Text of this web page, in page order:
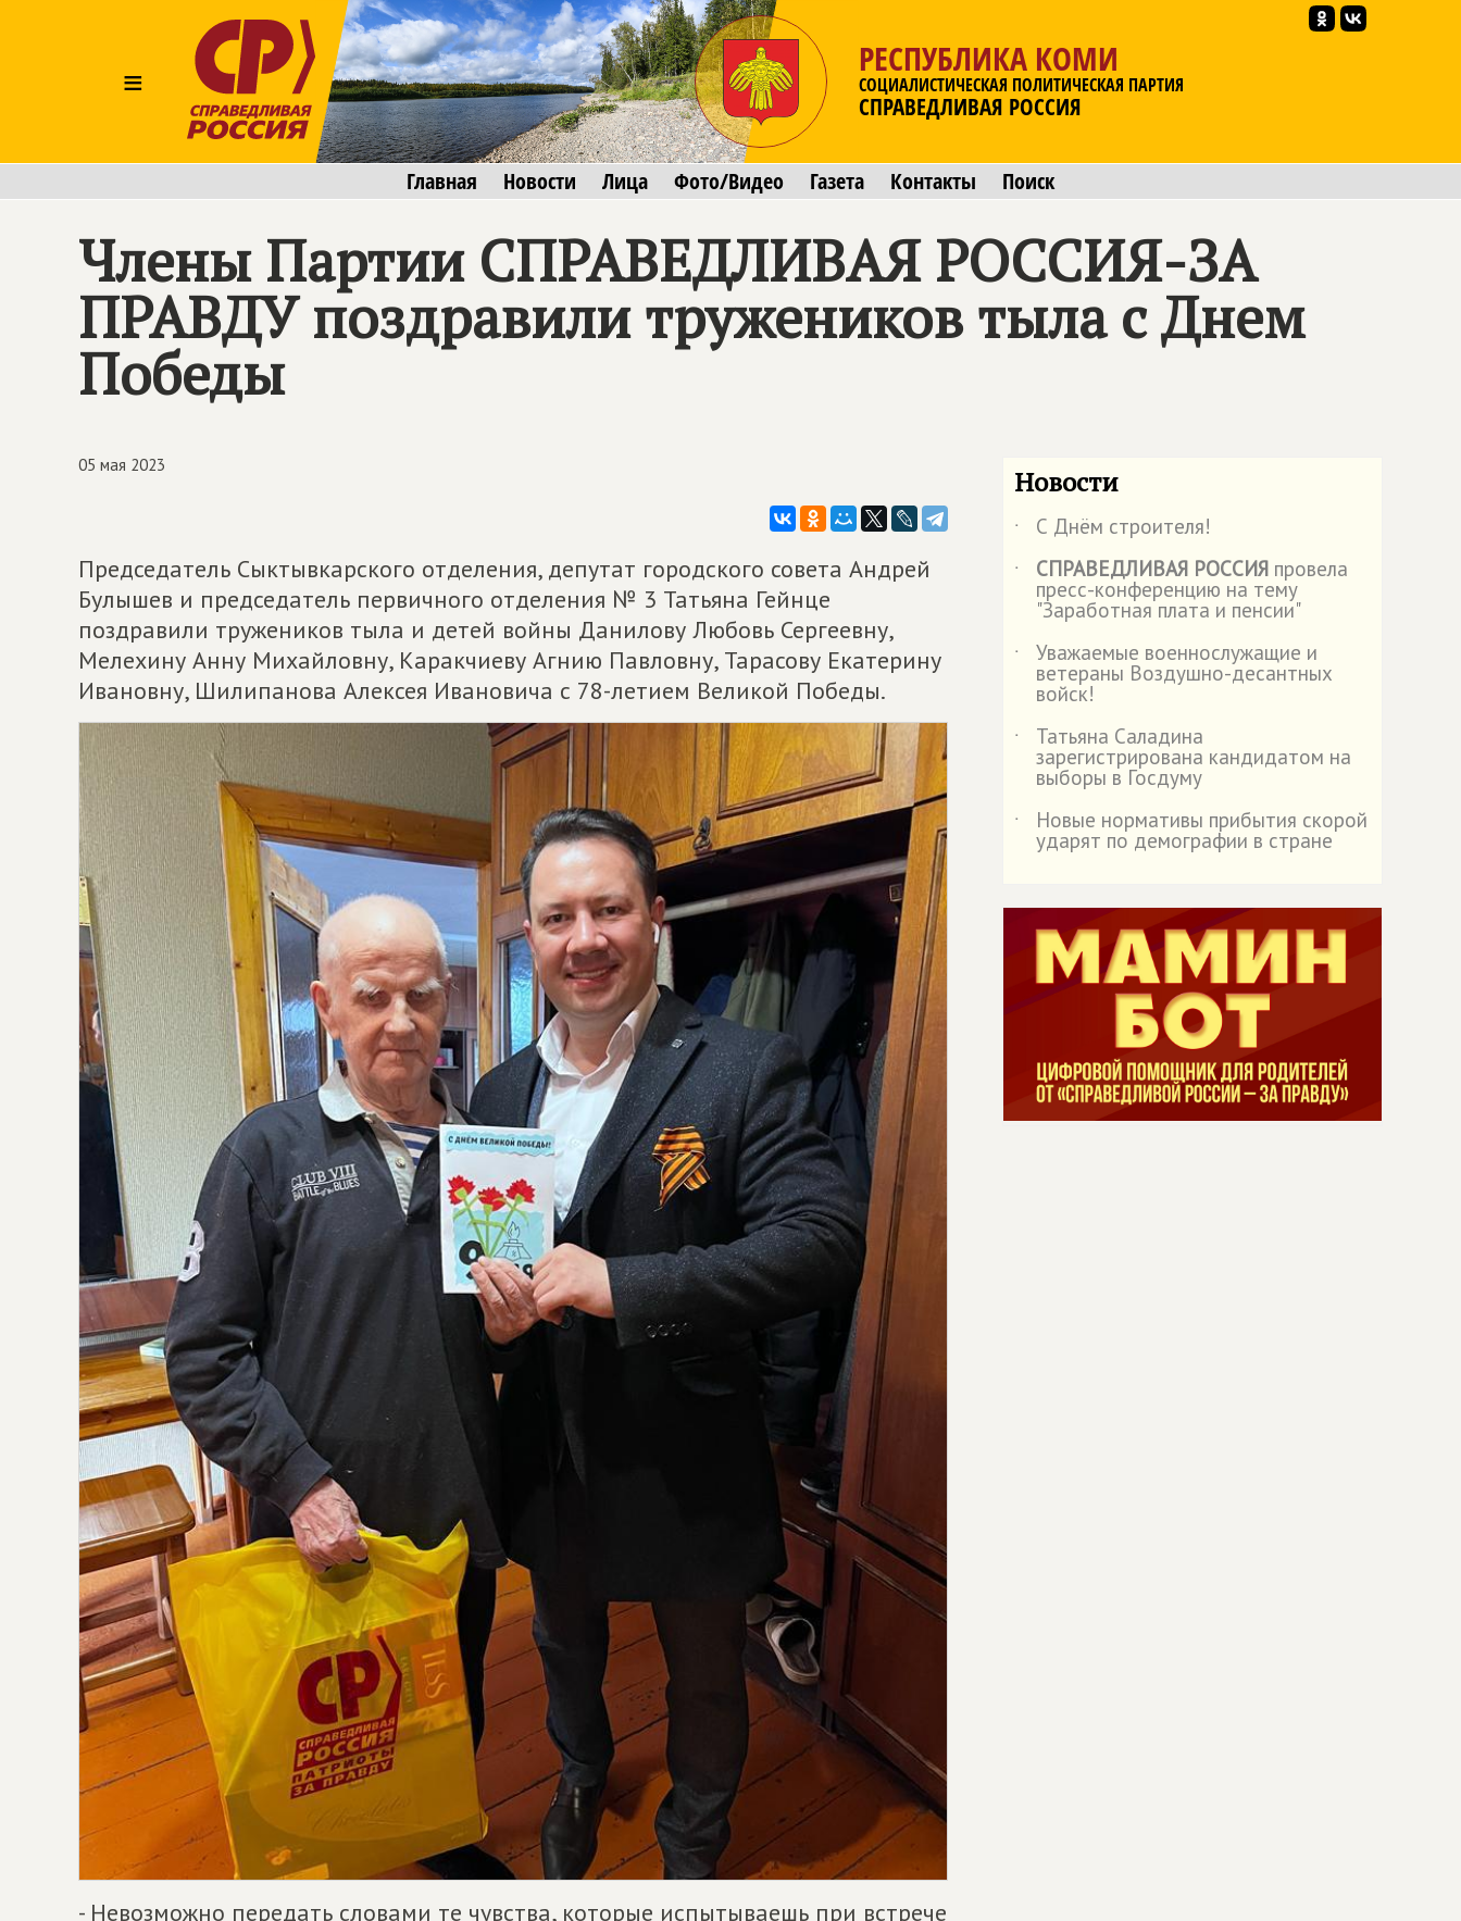
≡
РЕСПУБЛИКА КОМИ
СОЦИАЛИСТИЧЕСКАЯ ПОЛИТИЧЕСКАЯ ПАРТИЯ
СПРАВЕДЛИВАЯ РОССИЯ
Главная Новости Лица Фото/Видео Газета Контакты Поиск
Члены Партии СПРАВЕДЛИВАЯ РОССИЯ-ЗА
ПРАВДУ поздравили тружеников тыла с Днем
Победы
05 мая 2023
Председатель Сыктывкарского отделения, депутат городского совета Андрей
Булышев и председатель первичного отделения № 3 Татьяна Гейнце
поздравили тружеников тыла и детей войны Данилову Любовь Сергеевну,
Мелехину Анну Михайловну, Каракчиеву Агнию Павловну, Тарасову Екатерину
Ивановну, Шилипанова Алексея Ивановича с 78-летием Великой Победы.
- Невозможно передать словами те чувства, которые испытываешь при встрече
Новости
˙
С Днём строителя!
˙
СПРАВЕДЛИВАЯ РОССИЯ провела
пресс-конференцию на тему
"Заработная плата и пенсии"
˙
Уважаемые военнослужащие и
ветераны Воздушно-десантных
войск!
˙
Татьяна Саладина
зарегистрирована кандидатом на
выборы в Госдуму
˙
Новые нормативы прибытия скорой
ударят по демографии в стране